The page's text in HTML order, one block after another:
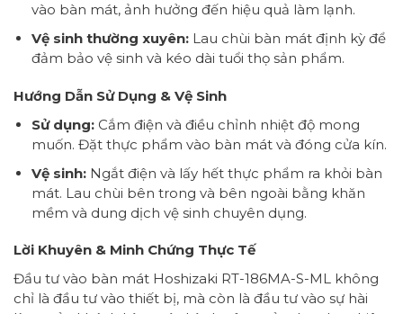
vào bàn mát, ảnh hưởng đến hiệu quả làm lạnh.
Vệ sinh thường xuyên:Lau chùi bàn mát định kỳ để
đảm bảo vệ sinh và kéo dài tuổi thọ sản phẩm.
Hướng Dẫn Sử Dụng & Vệ Sinh
Sử dụng:Cắm điện và điều chỉnh nhiệt độ mong
muốn. Đặt thực phẩm vào bàn mát và đóng cửa kín.
Vệ sinh:Ngắt điện và lấy hết thực phẩm ra khỏi bàn
mát. Lau chùi bên trong và bên ngoài bằng khăn
mềm và dung dịch vệ sinh chuyên dụng.
Lời Khuyên & Minh Chứng Thực Tế
Đầu tư vào bàn mát Hoshizaki RT-186MA-S-ML không
chỉ là đầu tư vào thiết bị, mà còn là đầu tư vào sự hài